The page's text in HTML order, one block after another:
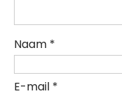
Naam *
E-mail *